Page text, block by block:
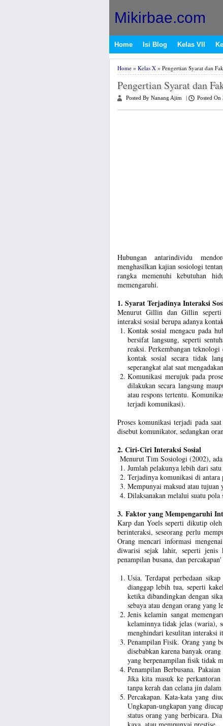
Mikirbae.com
Home Isi Blog Kelas VII
Home» Kelas X» Pengertian Syarat dan
Pengertian Syarat dan
Posted By Nanang Ajim Posted On
Hubungan antarindividu
menghasilkan kajian sosiologi
rangka memenuhi kebutuhan
memengaruhi.
1. Syarat Terjadinya Interaksi
Menurut Gillin dan Gillin seperti
interaksi sosial berupa adanya
Kontak sosial mengacu pada
bersifat langsung, seperti
reaksi. Perkembangan
kontak sosial secara tidak
seperangkat alat saat
Komunikasi merujuk pada
dilakukan secara langsung
atau respons tertentu.
terjadi komunikasi).
Proses komunikasi terjadi pada
disebut komunikator, sedangkan
2. Ciri-Ciri Interaksi Sosial
Menurut Tim Sosiologi (2002),
Jumlah pelakunya lebih dari
Terjadinya komunikasi di
Mempunyai maksud atau tujuan
Dilaksanakan melalui suatu pola
3. Faktor yang Mempengaruhi
Karp dan Yoels seperti dikutip
berinteraksi, seseorang perlu
Orang mencari informasi
diwarisi sejak lahir, seperti jenis
penampilan busana, dan percakapan'
Usia. Terdapat perbedaan
dianggap lebih tua, seperti
ketika dibandingkan dengan
sebaya atau dengan orang yang
Jenis kelamin sangat
kelaminnya tidak jelas (waria),
menghindari kesulitan interaksi
Penampilan Fisik. Orang yang
disebabkan karena banyak
yang berpenampilan fisik tidak
Penampilan Berbusana.
Jika kita masuk ke
tanpa kerah dan celana jin
Percakapan. Kata-kata yang
Ungkapan-ungkapan yang
status orang yang berbicara.